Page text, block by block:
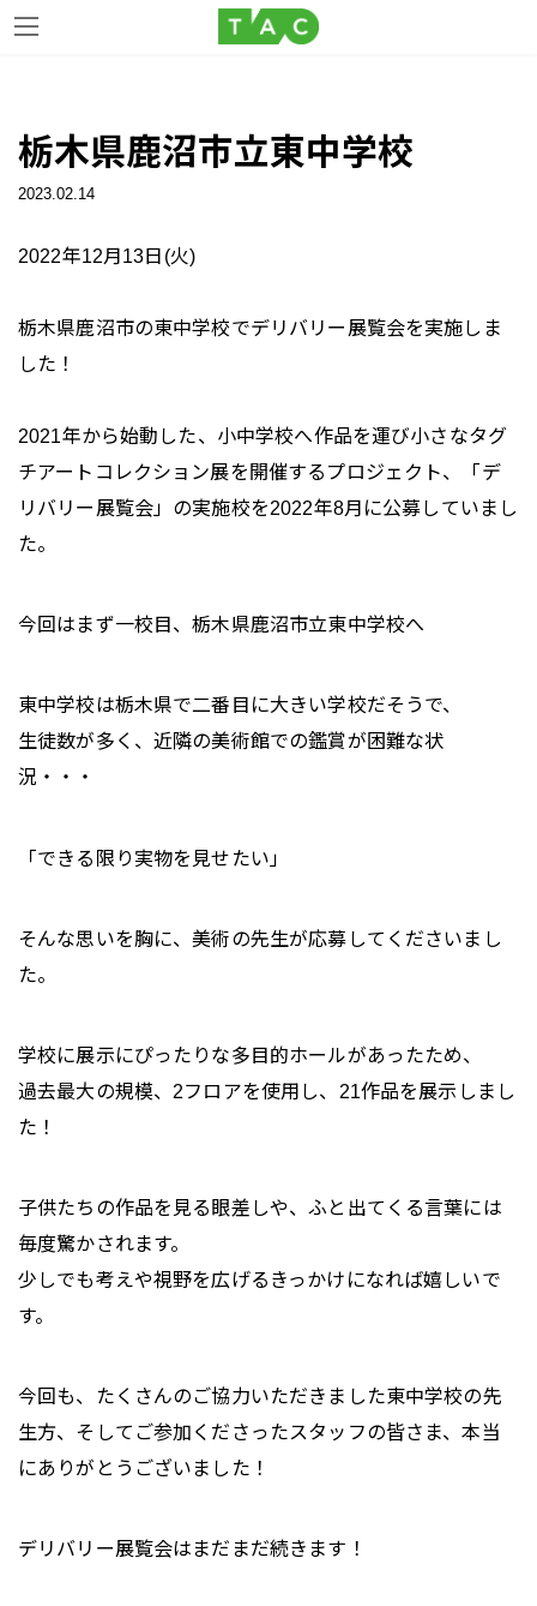
栃木県鹿沼市立東中学校
2023.02.14
2022年12月13日(火)
栃木県鹿沼市の東中学校でデリバリー展覧会を実施しま
した！
2021年から始動した、小中学校へ作品を運び小さなタグ
チアートコレクション展を開催するプロジェクト、「デ
リバリー展覧会」の実施校を2022年8月に公募していまし
た。
今回はまず一校目、栃木県鹿沼市立東中学校へ
東中学校は栃木県で二番目に大きい学校だそうで、
生徒数が多く、近隣の美術館での鑑賞が困難な状
況・・・
「できる限り実物を見せたい」
そんな思いを胸に、美術の先生が応募してくださいまし
た。
学校に展示にぴったりな多目的ホールがあったため、
過去最大の規模、2フロアを使用し、21作品を展示しまし
た！
子供たちの作品を見る眼差しや、ふと出てくる言葉には
毎度驚かされます。
少しでも考えや視野を広げるきっかけになれば嬉しいで
す。
今回も、たくさんのご協力いただきました東中学校の先
生方、そしてご参加くださったスタッフの皆さま、本当
にありがとうございました！
デリバリー展覧会はまだまだ続きます！